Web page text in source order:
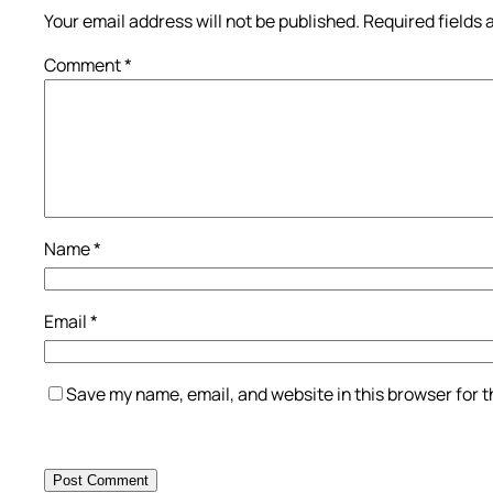
Your email address will not be published. Required fields
Comment*
Name*
Email*
Save my name, email, and website in this browser for